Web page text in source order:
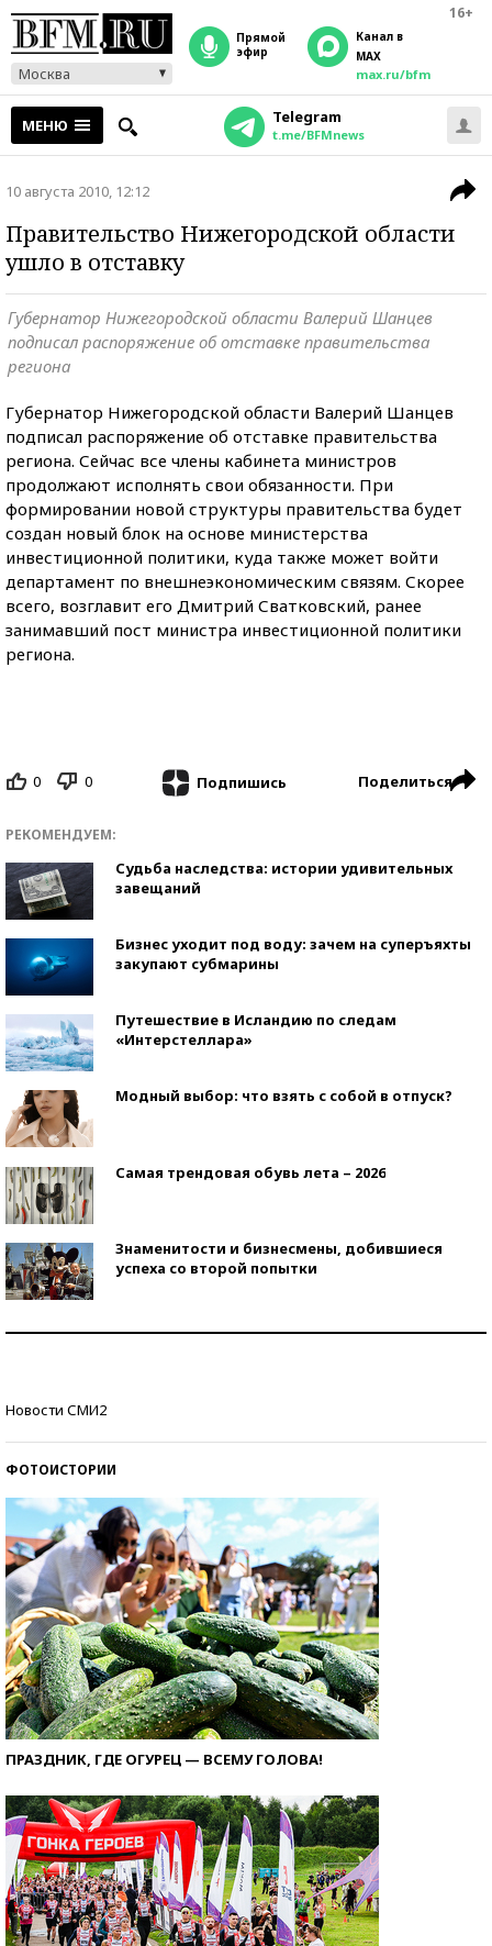
16+
Москва
прямой
эфир
Канал в
MAX
max.ru/bfm
МЕНЮ Telegram
t.me/BFMnews
10 августа 2010, 12:12
Правительство Нижегородской области
ушло в отставку
Губернатор Нижегородской области Валерий Шанцев
подписал распоряжение об отставке правительства
региона
Губернатор Нижегородской области Валерий Шанцев
подписал распоряжение об отставке правительства
региона. Сейчас все члены кабинета министров
продолжают исполнять свои обязанности. При
формировании новой структуры правительства будет
создан новый блок на основе министерства
инвестиционной политики, куда также может войти
департамент по внешнеэкономическим связям. Скорее
всего, возглавит его Дмитрий Сватковский, ранее
занимавший пост министра инвестиционной политики
региона.
0 0 Подпишись Поделиться
РЕКОМЕНДУЕМ:
Судьба наследства: истории удивительных
завещаний
Бизнес уходит под воду: зачем на суперъяхты
закупают субмарины
Путешествие в Исландию по следам
«Интерстеллара»
Модный выбор: что взять с собой в отпуск?
Самая трендовая обувь лета – 2026
Знаменитости и бизнесмены, добившиеся
успеха со второй попытки
Новости СМИ2
ФОТОИСТОРИИ
ПРАЗДНИК, ГДЕ ОГУРЕЦ — ВСЕМУ ГОЛОВА!